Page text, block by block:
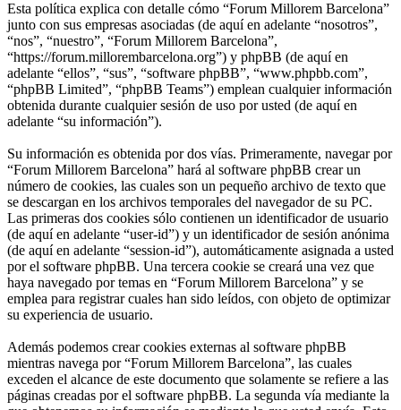
Esta política explica con detalle cómo “Forum Millorem Barcelona”
junto con sus empresas asociadas (de aquí en adelante “nosotros”,
“nos”, “nuestro”, “Forum Millorem Barcelona”,
“https://forum.millorembarcelona.org”) y phpBB (de aquí en
adelante “ellos”, “sus”, “software phpBB”, “www.phpbb.com”,
“phpBB Limited”, “phpBB Teams”) emplean cualquier información
obtenida durante cualquier sesión de uso por usted (de aquí en
adelante “su información”).
Su información es obtenida por dos vías. Primeramente, navegar por
“Forum Millorem Barcelona” hará al software phpBB crear un
número de cookies, las cuales son un pequeño archivo de texto que
se descargan en los archivos temporales del navegador de su PC.
Las primeras dos cookies sólo contienen un identificador de usuario
(de aquí en adelante “user-id”) y un identificador de sesión anónima
(de aquí en adelante “session-id”), automáticamente asignada a usted
por el software phpBB. Una tercera cookie se creará una vez que
haya navegado por temas en “Forum Millorem Barcelona” y se
emplea para registrar cuales han sido leídos, con objeto de optimizar
su experiencia de usuario.
Además podemos crear cookies externas al software phpBB
mientras navega por “Forum Millorem Barcelona”, las cuales
exceden el alcance de este documento que solamente se refiere a las
páginas creadas por el software phpBB. La segunda vía mediante la